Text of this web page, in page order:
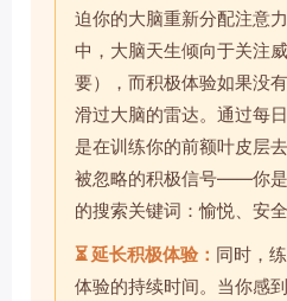
迫你的大脑重新分配注意
中，大脑天生倾向于关注
要），而积极体验如果没
滑过大脑的雷达。通过每
是在训练你的前额叶皮层
被忽略的积极信号——你
的搜索关键词：愉悦、安全
⏳ 延长积极体验： 同时，
体验的持续时间。当你感